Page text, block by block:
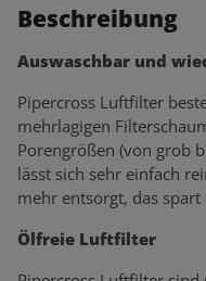
Beschreibung
Auswaschbar und
Pipercross Luftfilter
mehrlagigen
Porengrößen (von grob
lässt sich sehr einfach
mehr entsorgt, das
Ölfreie Luftfilter